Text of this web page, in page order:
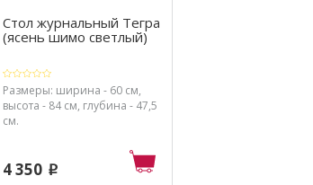
Стол журнальный Тегра
(ясень шимо светлый)
Размеры: ширина - 60 см,
высота - 84 см, глубина - 47,5
см.
4 350 p